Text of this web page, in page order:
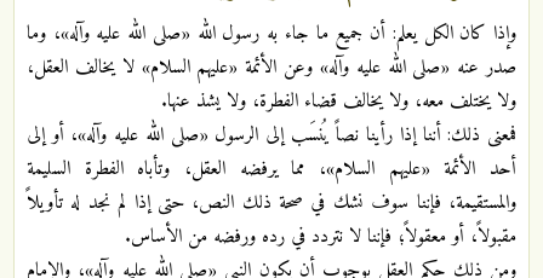
وإذا كان الكل يعلم: أن جميع ما جاء به رسول الله «صلى الله عليه وآله»، وما
صدر عنه «صلى الله عليه وآله» وعن الأئمة «عليهم السلام» لا يخالف العقل،
ولا يختلف معه، ولا يخالف قضاء الفطرة، ولا يشذ عنها.
فمعنى ذلك: أننا إذا رأينا نصاً يُنسَب إلى الرسول «صلى الله عليه وآله»، أو إلى
أحد الأئمة «عليهم السلام»، مما يرفضه العقل، وتأباه الفطرة السليمة
والمستقيمة، فإننا سوف نشك في صحة ذلك النص، حتى إذا لم نجد له تأويلاً
مقبولاً، أو معقولاً؛ فإننا لا نتردد في رده ورفضه من الأساس.